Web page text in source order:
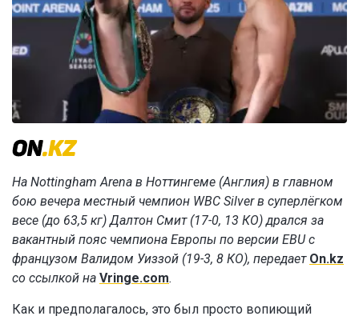
На Nottingham Arena в Ноттингеме (Англия) в главном
бою вечера местный чемпион WBC Silver в суперлёгком
весе (до 63,5 кг) Далтон Смит (17-0, 13 КО) дрался за
вакантный пояс чемпиона Европы по версии EBU с
французом Валидом Уиззой (19-3, 8 КО), передает On.kz
со ссылкой на Vringe.com.
Как и предполагалось, это был просто вопиющий